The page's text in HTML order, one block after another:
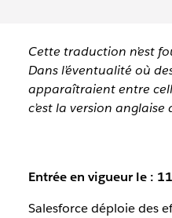
Cette traduction n’est
Dans l’éventualité où
apparaîtraient entre
c’est la version
Entrée en vigueur le :
Salesforce déploie des